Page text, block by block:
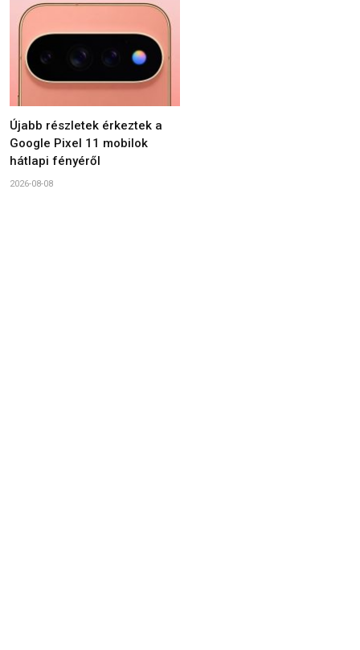
Újabb részletek érkeztek a
Google Pixel 11 mobilok
hátlapi fényéről
2026-08-08